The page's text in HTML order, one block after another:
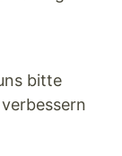
bitte